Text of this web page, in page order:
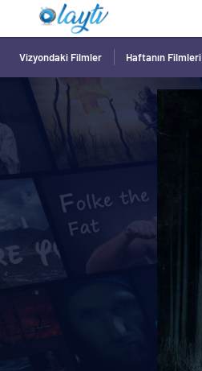
Vizyondaki Filmler Haftanın Filmleri